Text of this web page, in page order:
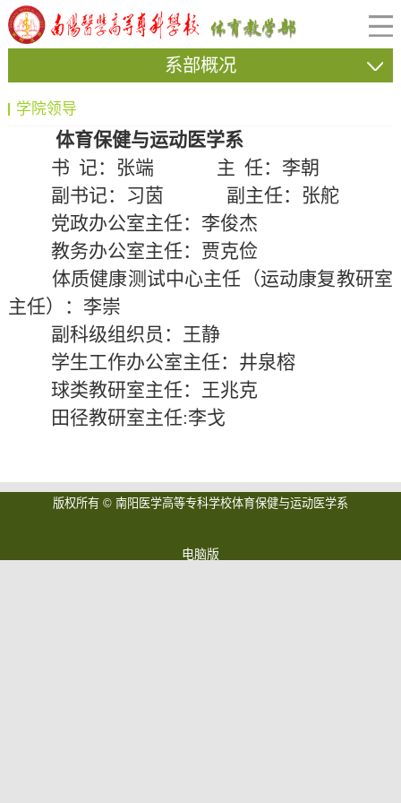
系部概况
学院领导
体育保健与运动医学系
书 记：张端 主 任：李朝
副书记：习茵 副主任：张舵
党政办公室主任：李俊杰
教务办公室主任：贾克俭
体质健康测试中心主任 （运动康复教研室
主任）
：李崇
副科级组织员：王静
学生工作办公室主任：井泉榕
球类教研室主任：王兆克
田径教研室主任:李戈
版权所有 © 南阳医学高等专科学校体育保健与运动医学系
电脑版